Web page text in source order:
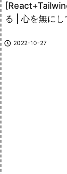
る | 心を無に
 2022-10-27